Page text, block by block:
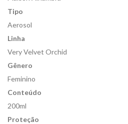
Tipo
Aerosol
Linha
Very Velvet Orchid
Gênero
Feminino
Conteúdo
200ml
Proteção